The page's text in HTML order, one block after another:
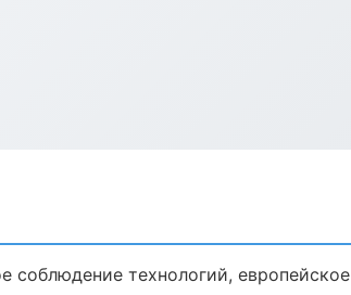
технологий, европейское